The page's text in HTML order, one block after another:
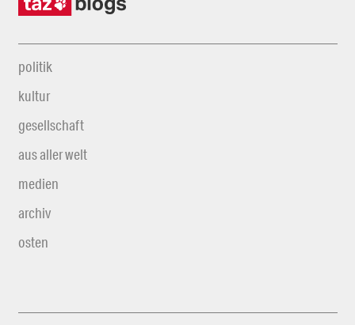
politik
kultur
gesellschaft
aus aller welt
medien
archiv
osten